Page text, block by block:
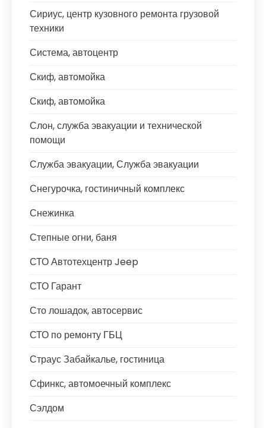
Сириус, центр кузовного ремонта грузовой
техники
Система, автоцентр
Скиф, автомойка
Скиф, автомойка
Слон, служба эвакуации и технической
помощи
Служба эвакуации, Служба эвакуации
Снегурочка, гостиничный комплекс
Снежинка
Степные огни, баня
СТО Автотехцентр Jeep
СТО Гарант
Сто лошадок, автосервис
СТО по ремонту ГБЦ
Страус Забайкалье, гостиница
Сфинкс, автомоечный комплекс
Сэлдом